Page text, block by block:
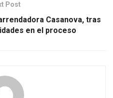
Post
Casanova, tras
en el proceso